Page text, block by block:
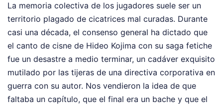
La memoria colectiva de los jugadores suele ser un
territorio plagado de cicatrices mal curadas. Durante
casi una década, el consenso general ha dictado que
el canto de cisne de Hideo Kojima con su saga fetiche
fue un desastre a medio terminar, un cadáver exquisito
mutilado por las tijeras de una directiva corporativa en
guerra con su autor. Nos vendieron la idea de que
faltaba un capítulo, que el final era un bache y que el